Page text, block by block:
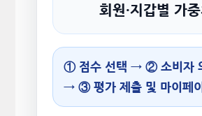
회원·지갑별 가중
① 점수 선택 → ② 소비자
→ ③ 평가 제출 및 마이페